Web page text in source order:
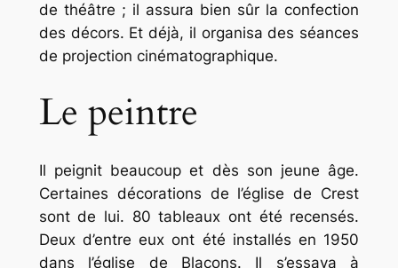
de théâtre ; il assura bien sûr la confection
des décors. Et déjà, il organisa des séances
de projection cinématographique.
Le peintre
Il peignit beaucoup et dès son jeune âge.
Certaines décorations de l’église de Crest
sont de lui. 80 tableaux ont été recensés.
Deux d’entre eux ont été installés en 1950
dans l’église de Blacons. Il s’essaya à